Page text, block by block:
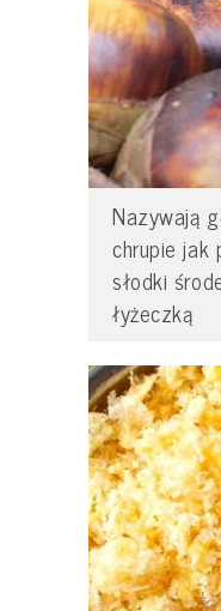
Nazywają
chrupie jak
słodki
łyżeczką